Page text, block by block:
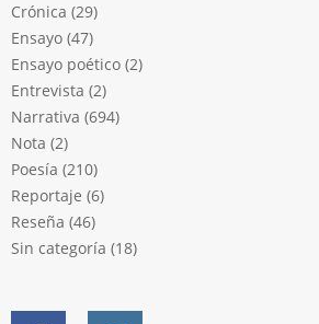
Crónica (29)
Ensayo (47)
Ensayo poético (2)
Entrevista (2)
Narrativa (694)
Nota (2)
Poesía (210)
Reportaje (6)
Reseña (46)
Sin categoría (18)